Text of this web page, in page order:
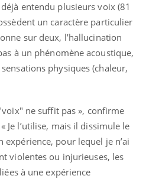
entendu plusieurs voix (81
un caractère particulier
sur deux, l’hallucination
à un phénomène acoustique,
sensations physiques (chaleur,
ne suffit pas », confirme
Je l’utilise, mais il dissimule le
expérience, pour lequel je n’ai
violentes ou injurieuses, les
à une expérience